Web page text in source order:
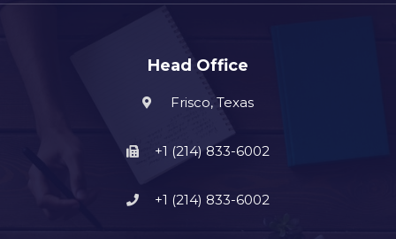
Head Office
Frisco, Texas
+1 (214) 833-6002
+1 (214) 833-6002